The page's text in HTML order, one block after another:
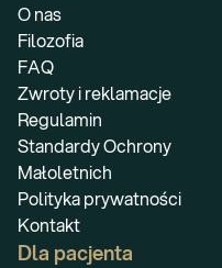
O nas
Filozofia
FAQ
Zwroty i reklamacje
Regulamin
Standardy Ochrony
Małoletnich
Polityka prywatności
Kontakt
Dla pacjenta